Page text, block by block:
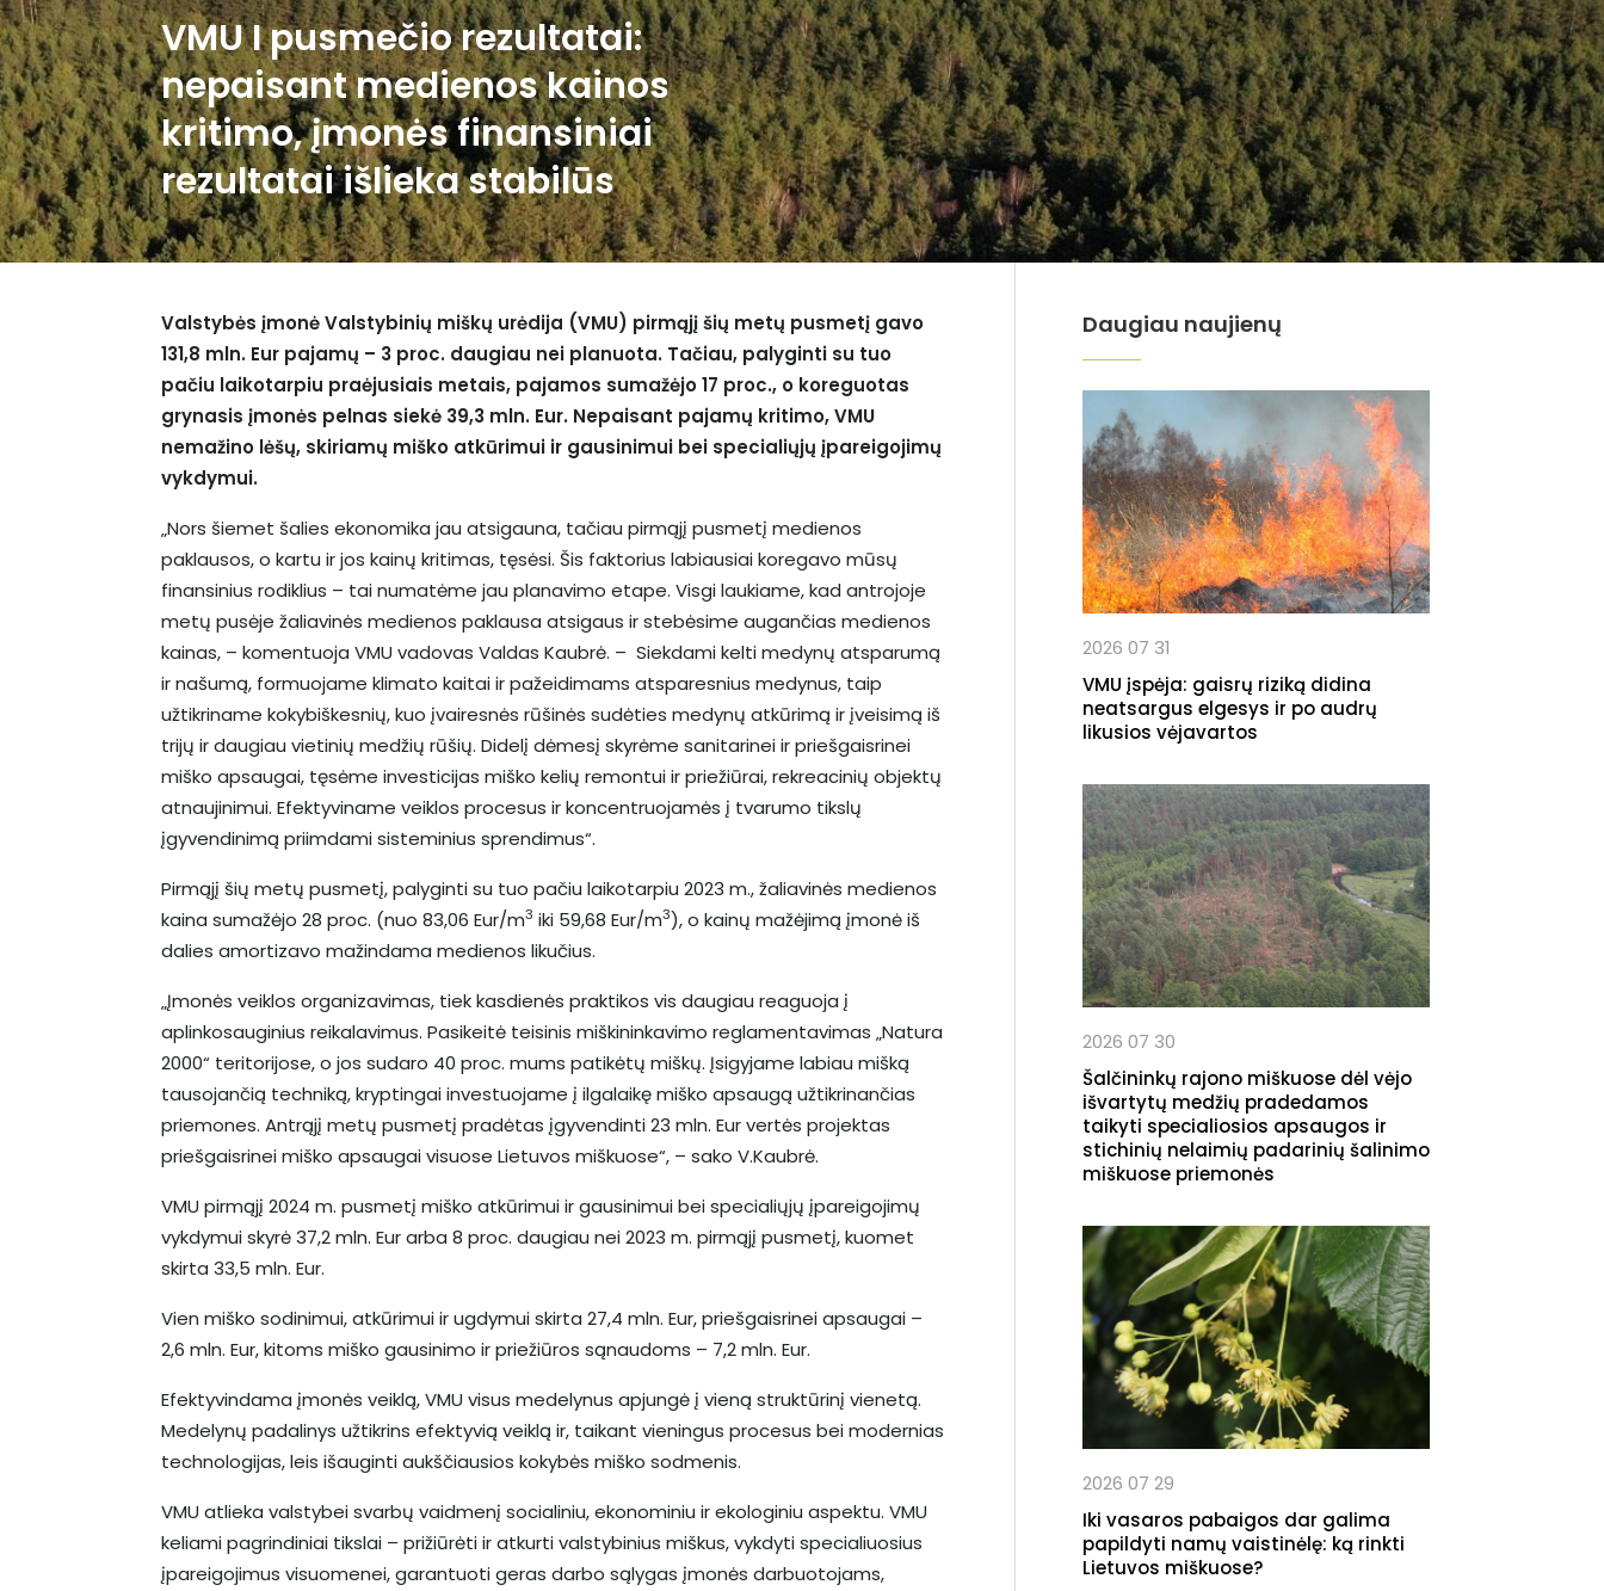
VMU I pusmečio rezultatai:
nepaisant medienos kainos
kritimo, įmonės finansiniai
rezultatai išlieka stabilūs
Valstybės įmonė Valstybinių miškų urėdija (VMU) pirmąjį šių metų pusmetį gavo
131,8 mln. Eur pajamų – 3 proc. daugiau nei planuota. Tačiau, palyginti su tuo
pačiu laikotarpiu praėjusiais metais, pajamos sumažėjo 17 proc., o koreguotas
grynasis įmonės pelnas siekė 39,3 mln. Eur. Nepaisant pajamų kritimo, VMU
nemažino lėšų, skiriamų miško atkūrimui ir gausinimui bei specialiųjų įpareigojimų
vykdymui.
„Nors šiemet šalies ekonomika jau atsigauna, tačiau pirmąjį pusmetį medienos
paklausos, o kartu ir jos kainų kritimas, tęsėsi. Šis faktorius labiausiai koregavo mūsų
finansinius rodiklius – tai numatėme jau planavimo etape. Visgi laukiame, kad antrojoje
metų pusėje žaliavinės medienos paklausa atsigaus ir stebėsime augančias medienos
kainas, – komentuoja VMU vadovas Valdas Kaubrė. – Siekdami kelti medynų atsparumą
ir našumą, formuojame klimato kaitai ir pažeidimams atsparesnius medynus, taip
užtikriname kokybiškesnių, kuo įvairesnės rūšinės sudėties medynų atkūrimą ir įveisimą iš
trijų ir daugiau vietinių medžių rūšių. Didelį dėmesį skyrėme sanitarinei ir priešgaisrinei
miško apsaugai, tęsėme investicijas miško kelių remontui ir priežiūrai, rekreacinių objektų
atnaujinimui. Efektyviname veiklos procesus ir koncentruojamės į tvarumo tikslų
įgyvendinimą priimdami sisteminius sprendimus“.
Pirmąjį šių metų pusmetį, palyginti su tuo pačiu laikotarpiu 2023 m., žaliavinės medienos
kaina sumažėjo 28 proc. (nuo 83,06 Eur/m3 iki 59,68 Eur/m3), o kainų mažėjimą įmonė iš
dalies amortizavo mažindama medienos likučius.
„Įmonės veiklos organizavimas, tiek kasdienės praktikos vis daugiau reaguoja į
aplinkosauginius reikalavimus. Pasikeitė teisinis miškininkavimo reglamentavimas „Natura
2000“ teritorijose, o jos sudaro 40 proc. mums patikėtų miškų. Įsigyjame labiau mišką
tausojančią techniką, kryptingai investuojame į ilgalaikę miško apsaugą užtikrinančias
priemones. Antrąjį metų pusmetį pradėtas įgyvendinti 23 mln. Eur vertės projektas
priešgaisrinei miško apsaugai visuose Lietuvos miškuose“, – sako V.Kaubrė.
VMU pirmąjį 2024 m. pusmetį miško atkūrimui ir gausinimui bei specialiųjų įpareigojimų
vykdymui skyrė 37,2 mln. Eur arba 8 proc. daugiau nei 2023 m. pirmąjį pusmetį, kuomet
skirta 33,5 mln. Eur.
Vien miško sodinimui, atkūrimui ir ugdymui skirta 27,4 mln. Eur, priešgaisrinei apsaugai –
2,6 mln. Eur, kitoms miško gausinimo ir priežiūros sąnaudoms – 7,2 mln. Eur.
Efektyvindama įmonės veiklą, VMU visus medelynus apjungė į vieną struktūrinį vienetą.
Medelynų padalinys užtikrins efektyvią veiklą ir, taikant vieningus procesus bei modernias
technologijas, leis išauginti aukščiausios kokybės miško sodmenis.
VMU atlieka valstybei svarbų vaidmenį socialiniu, ekonominiu ir ekologiniu aspektu. VMU
keliami pagrindiniai tikslai – prižiūrėti ir atkurti valstybinius miškus, vykdyti specialiuosius
įpareigojimus visuomenei, garantuoti geras darbo sąlygas įmonės darbuotojams,
Daugiau naujienų
2026 07 31
VMU įspėja: gaisrų riziką didina
neatsargus elgesys ir po audrų
likusios vėjavartos
2026 07 30
Šalčininkų rajono miškuose dėl vėjo
išvartytų medžių pradedamos
taikyti specialiosios apsaugos ir
stichinių nelaimių padarinių šalinimo
miškuose priemonės
2026 07 29
Iki vasaros pabaigos dar galima
papildyti namų vaistinėlę: ką rinkti
Lietuvos miškuose?